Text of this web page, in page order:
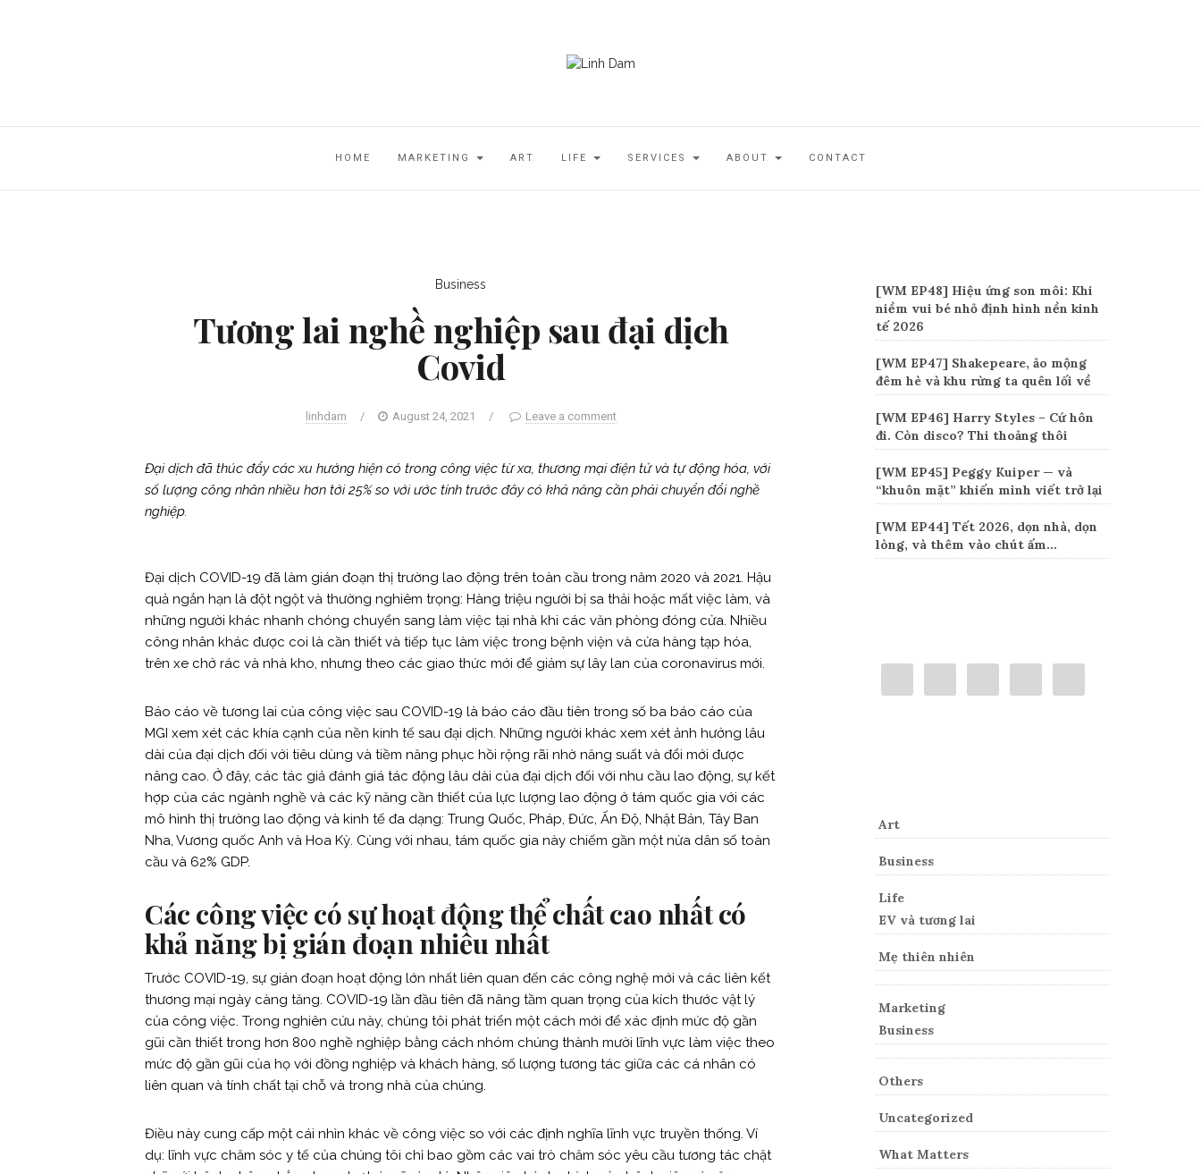
HOME MARKETING ART LIFE SERVICES ABOUT CONTACT
Business
Tương lai nghề nghiệp sau đại dịch
Covid
linhdam / August 24, 2021 / Leave a comment
Đại dịch đã thúc đẩy các xu hướng hiện có trong công việc từ xa, thương mại điện tử và tự động hóa, với
số lượng công nhân nhiều hơn tới 25% so với ước tính trước đây có khả năng cần phải chuyển đổi nghề
nghiệp.
Đại dịch COVID-19 đã làm gián đoạn thị trường lao động trên toàn cầu trong năm 2020 và 2021. Hậu
quả ngắn hạn là đột ngột và thường nghiêm trọng: Hàng triệu người bị sa thải hoặc mất việc làm, và
những người khác nhanh chóng chuyển sang làm việc tại nhà khi các văn phòng đóng cửa. Nhiều
công nhân khác được coi là cần thiết và tiếp tục làm việc trong bệnh viện và cửa hàng tạp hóa,
trên xe chở rác và nhà kho, nhưng theo các giao thức mới để giảm sự lây lan của coronavirus mới.
Báo cáo về tương lai của công việc sau COVID-19 là báo cáo đầu tiên trong số ba báo cáo của
MGI xem xét các khía cạnh của nền kinh tế sau đại dịch. Những người khác xem xét ảnh hưởng lâu
dài của đại dịch đối với tiêu dùng và tiềm năng phục hồi rộng rãi nhờ năng suất và đổi mới được
nâng cao. Ở đây, các tác giả đánh giá tác động lâu dài của đại dịch đối với nhu cầu lao động, sự kết
hợp của các ngành nghề và các kỹ năng cần thiết của lực lượng lao động ở tám quốc gia với các
mô hình thị trường lao động và kinh tế đa dạng: Trung Quốc, Pháp, Đức, Ấn Độ, Nhật Bản, Tây Ban
Nha, Vương quốc Anh và Hoa Kỳ. Cùng với nhau, tám quốc gia này chiếm gần một nửa dân số toàn
cầu và 62% GDP.
Các công việc có sự hoạt động thể chất cao nhất có
khả năng bị gián đoạn nhiều nhất
Trước COVID-19, sự gián đoạn hoạt động lớn nhất liên quan đến các công nghệ mới và các liên kết
thương mại ngày càng tăng. COVID-19 lần đầu tiên đã nâng tầm quan trọng của kích thước vật lý
của công việc. Trong nghiên cứu này, chúng tôi phát triển một cách mới để xác định mức độ gần
gũi cần thiết trong hơn 800 nghề nghiệp bằng cách nhóm chúng thành mười lĩnh vực làm việc theo
mức độ gần gũi của họ với đồng nghiệp và khách hàng, số lượng tương tác giữa các cá nhân có
liên quan và tính chất tại chỗ và trong nhà của chúng.
Điều này cung cấp một cái nhìn khác về công việc so với các định nghĩa lĩnh vực truyền thống. Ví
dụ: lĩnh vực chăm sóc y tế của chúng tôi chỉ bao gồm các vai trò chăm sóc yêu cầu tương tác chặt
[WM EP48] Hiệu ứng son môi: Khi
niềm vui bé nhỏ định hình nền kinh
tế 2026
[WM EP47] Shakepeare, ảo mộng
đêm hè và khu rừng ta quên lối về
[WM EP46] Harry Styles – Cứ hôn
đi. Còn disco? Thi thoảng thôi
[WM EP45] Peggy Kuiper — và
“khuôn mặt” khiến mình viết trở lại
[WM EP44] Tết 2026, dọn nhà, dọn
lòng, và thêm vào chút ấm…
Art
Business
Life
EV và tương lai
Mẹ thiên nhiên
Marketing
Business
Others
Uncategorized
What Matters